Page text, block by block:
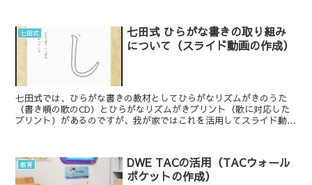
七田式
七田式 ひらがな書きの取り組み
について（スライド動画の作成）
七田式では、ひらがな書きの教材としてひらがなリズムがきのうた
（書き順の歌のCD）とひらがなリズムがきプリント（歌に対応した
プリント）があるのですが、我が家ではこれを活用してスライド動画
教育
DWE TACの活用（TACウォール
ポケットの作成）